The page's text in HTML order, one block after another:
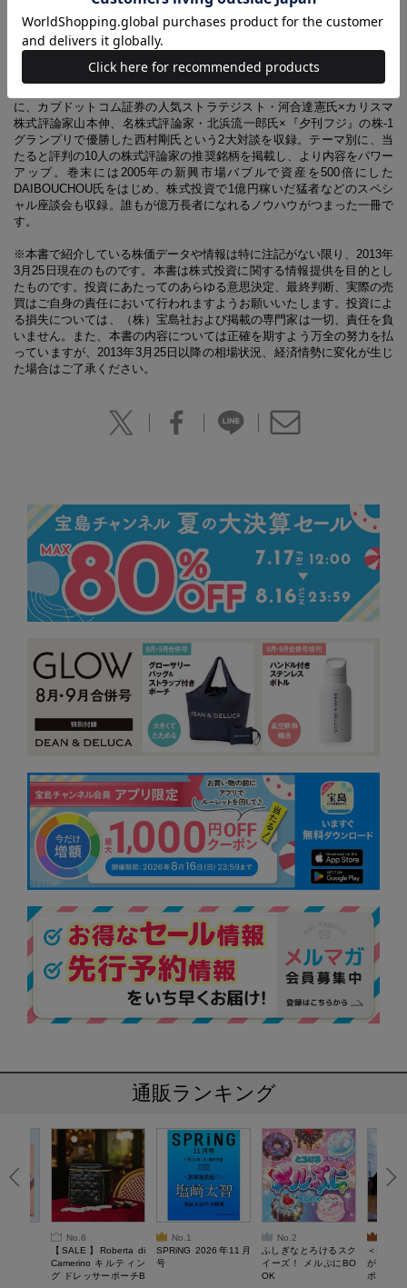
（10）「3本の矢」に沿ったテーマ株に注目
「中小型株・新興市場」
株ムックでナンバーワンの売上を記録した別冊宝島『アベノミクス相場
に、カブドットコム証券の人気ストラテジスト・河合達憲氏×カリスマ
株式評論家山本伸、名株式評論家・北浜流一郎氏×『夕刊フジ』の株-1
グランプリで優勝した西村剛氏という2大対談を収録。テーマ別に、当
たると評判の10人の株式評論家の推奨銘柄を掲載し、より内容をパワー
アップ。巻末には2005年の新興市場バブルで資産を500倍にした
DAIBOUCHOU氏をはじめ、株式投資で1億円稼いだ猛者などのスペシ
ャル座談会も収録。誰もが億万長者になれるノウハウがつまった一冊で
す。
※本書で紹介している株価データや情報は特に注記がない限り、2013年
3月25日現在のものです。本書は株式投資に関する情報提供を目的とし
たものです。投資にあたってのあらゆる意思決定、最終判断、実際の売
買はご自身の責任において行われますようお願いいたします。投資によ
る損失については、（株）宝島社および掲載の専門家は一切、責任を負
いません。また、本書の内容については正確を期すよう万全の努力を払
っていますが、2013年3月25日以降の相場状況、経済情勢に変化が生じ
た場合はご了承ください。
通販ランキング
No.6
【SALE】Roberta di
Camerino キルティン
グ ドレッサーポーチB
No.1
SPRiNG 2026年11月
号
No.2
ふしぎなとろけるスク
イーズ！ メルぷにBO
OK
＜SALE
がある
ポーチ